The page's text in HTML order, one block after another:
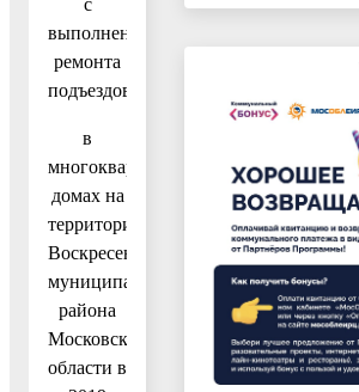
выполнением
ремонта
подъездов
в
многоквартирных
домах на
территории
Воскресенского
муниципального
района
Московской
области в